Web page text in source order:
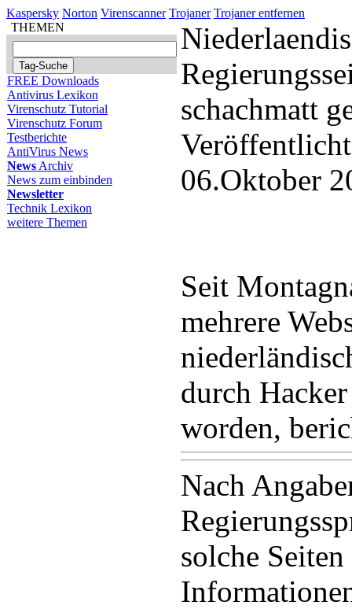
Kaspersky Norton Virenscanner Trojaner Trojaner entfernen
THEMEN
FREE Downloads
Antivirus Lexikon
Virenschutz Tutorial
Virenschutz Forum
Testberichte
AntiVirus News
News Archiv
News zum einbinden
Newsletter
Technik Lexikon
weitere Themen
schachmatt
06.Oktober
Seit
mehrere
durch
worden,
Nach
solche